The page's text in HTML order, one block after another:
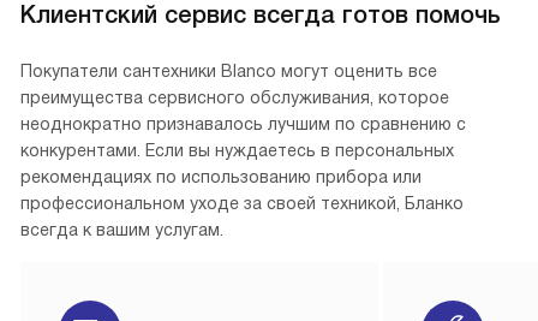
Клиентский сервис всегда готов помочь
Покупатели сантехники Blanco могут оценить все
преимущества сервисного обслуживания, которое
неоднократно признавалось лучшим по сравнению с
конкурентами. Если вы нуждаетесь в персональных
рекомендациях по использованию прибора или
профессиональном уходе за своей техникой, Бланко
всегда к вашим услугам.